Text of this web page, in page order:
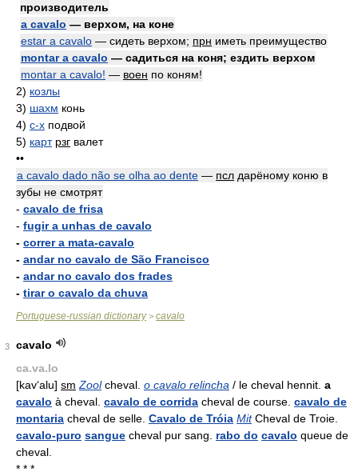
производитель
a cavalo — верхом, на коне
estar a cavalo — сидеть верхом; прн иметь преимущество
montar a cavalo — садиться на коня; ездить верхом
montar a cavalo! — воен по коням!
2) козлы
3) шахм конь
4) с-х подвой
5) карт рзг валет
••
a cavalo dado não se olha ao dente — псл дарёному коню в
зубы не смотрят
- cavalo de frisa
- fugir a unhas de cavalo
- correr a mata-cavalo
- andar no cavalo de São Francisco
- andar no cavalo dos frades
- tirar o cavalo da chuva
Portuguese-russian dictionary> cavalo
3
cavalo
ca.va.lo
[kav‘alu] sm Zoolcheval. o cavalo relincha / le cheval hennit. a
cavalo à cheval. cavalo de corrida cheval de course. cavalo de
montaria cheval de selle. Cavalo de Tróia MitCheval de Troie.
cavalo-puro sangue cheval pur sang. rabo do cavalo queue de
cheval.
* * *